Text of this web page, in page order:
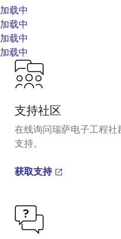
加载中
加载中
加载中
加载中
支持社区
在线询问瑞萨电子工程
支持。
获取支持